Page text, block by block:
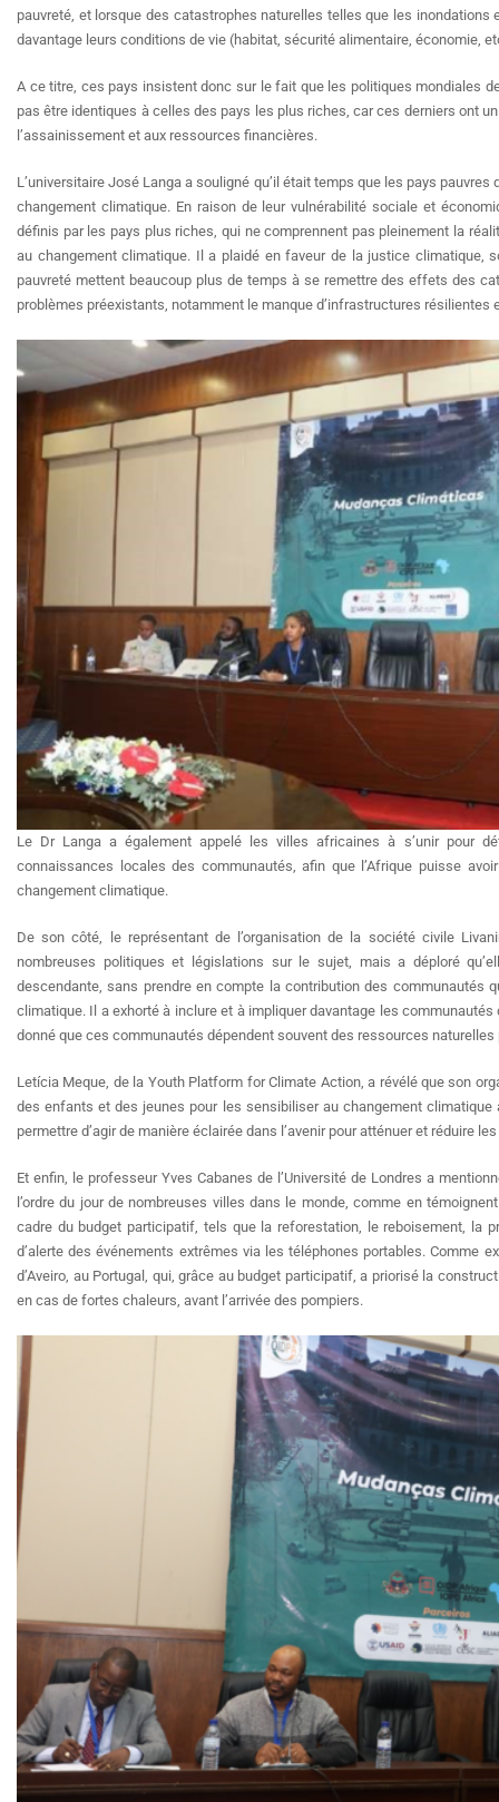
pauvreté, et lorsque des catastrophes naturelles telles que les
davantage leurs conditions de vie (habitat, sécurité alimentaire, économie,
A ce titre, ces pays insistent donc sur le fait que les politiques mondiales
pas être identiques à celles des pays les plus riches, car ces derniers ont
l’assainissement et aux ressources financières.
L’universitaire José Langa a souligné qu’il était temps que les pays
changement climatique. En raison de leur vulnérabilité sociale et
définis par les pays plus riches, qui ne comprennent pas pleinement la
au changement climatique. Il a plaidé en faveur de la justice climatique,
pauvreté mettent beaucoup plus de temps à se remettre des effets des
problèmes préexistants, notamment le manque d’infrastructures
Le Dr Langa a également appelé les villes africaines à s’unir pour
connaissances locales des communautés, afin que l’Afrique puisse
changement climatique.
De son côté, le représentant de l’organisation de la société civile
nombreuses politiques et législations sur le sujet, mais a déploré
descendante, sans prendre en compte la contribution des communautés
climatique. Il a exhorté à inclure et à impliquer davantage les
donné que ces communautés dépendent souvent des ressources naturelles
Letícia Meque, de la Youth Platform for Climate Action, a révélé que son
des enfants et des jeunes pour les sensibiliser au changement
permettre d’agir de manière éclairée dans l’avenir pour atténuer et réduire
Et enfin, le professeur Yves Cabanes de l’Université de Londres a
l’ordre du jour de nombreuses villes dans le monde, comme en
cadre du budget participatif, tels que la reforestation, le reboisement, la
d’alerte des événements extrêmes via les téléphones portables. Comme
d’Aveiro, au Portugal, qui, grâce au budget participatif, a priorisé la
en cas de fortes chaleurs, avant l’arrivée des pompiers.